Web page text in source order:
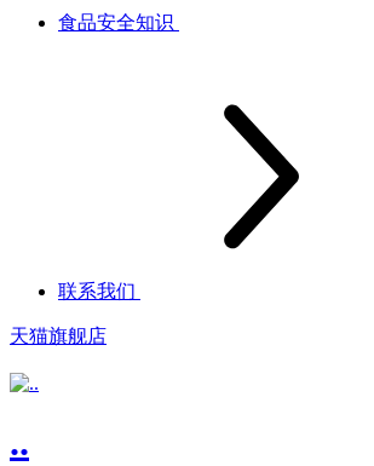
食品安全知识
联系我们
天猫旗舰店
..